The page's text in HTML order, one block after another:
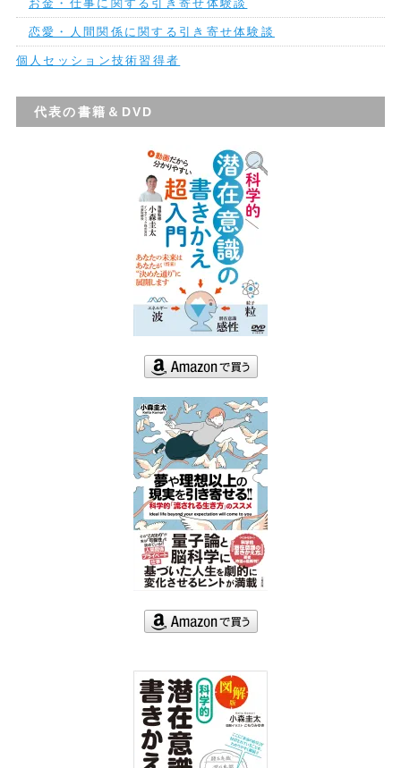
お金・仕事に関する引き寄せ体験談
恋愛・人間関係に関する引き寄せ体験談
個人セッション技術習得者
代表の書籍＆DVD